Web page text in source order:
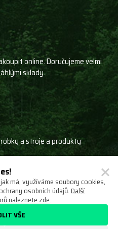
online. Doručujeme velmi
sklady.
a stroje a produkty
Obchodní podmínky
O násNastavení cookies
má, využíváme soubory cookies,
osobních údajů.Další
naleznete zde.
VŠE